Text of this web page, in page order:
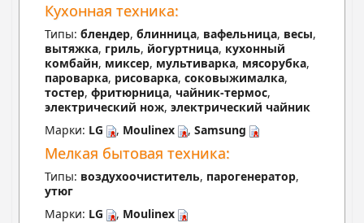
Кухонная техника:
Типы: блендер, блинница, вафельница, весы,
вытяжка, гриль, йогуртница, кухонный
комбайн, миксер, мультиварка, мясорубка,
пароварка, рисоварка, соковыжималка,
тостер, фритюрница, чайник-термос,
электрический нож, электрический чайник
Марки: LG , Moulinex , Samsung
Мелкая бытовая техника:
Типы: воздухоочиститель, парогенератор,
утюг
Марки: LG , Moulinex